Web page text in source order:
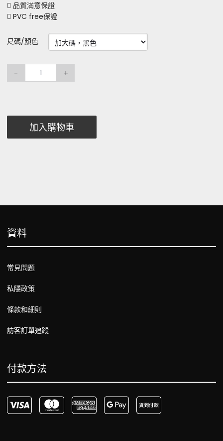
 品質滿意保證
 PVC free保證
尺碼/顏色
- +
加入購物車
資料
常見問題
私隱政策
條款和細則
訪客訂單追蹤
付款方法